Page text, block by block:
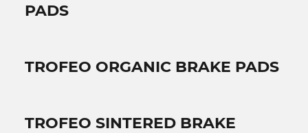
PADS
TROFEO ORGANIC BRAKE PADS
TROFEO SINTERED BRAKE